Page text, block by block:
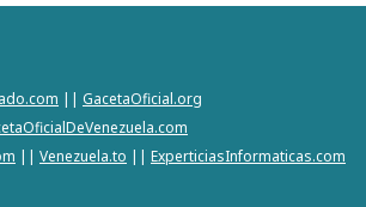
|| GacetaOficial.org
|| Venezuela.to || ExperticiasInformaticas.com